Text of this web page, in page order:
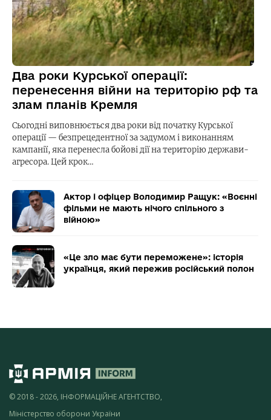
Два роки Курської операції:
перенесення війни на територію рф та
злам планів Кремля
Сьогодні виповнюється два роки від початку Курської
операції — безпрецедентної за задумом і виконанням
кампанії, яка перенесла бойові дії на територію держави-
агресора. Цей крок…
Актор і офіцер Володимир Ращук: «Воєнні
фільми не мають нічого спільного з
війною»
«Це зло має бути переможене»: історія
українця, який пережив російський полон
© 2018 - 2026, ІНФОРМАЦІЙНЕ АГЕНТСТВО,
Міністерство оборони України